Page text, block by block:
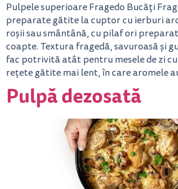
Pulpele superioare Fragedo Bucăți
preparate gătite la cuptor cu ierburi
roșii sau smântână, cu pilaf ori
coapte. Textura fragedă, savuroasă și
fac potrivită atât pentru mesele de zi
rețete gătite mai lent, în care aromele
Pulpă dezosată